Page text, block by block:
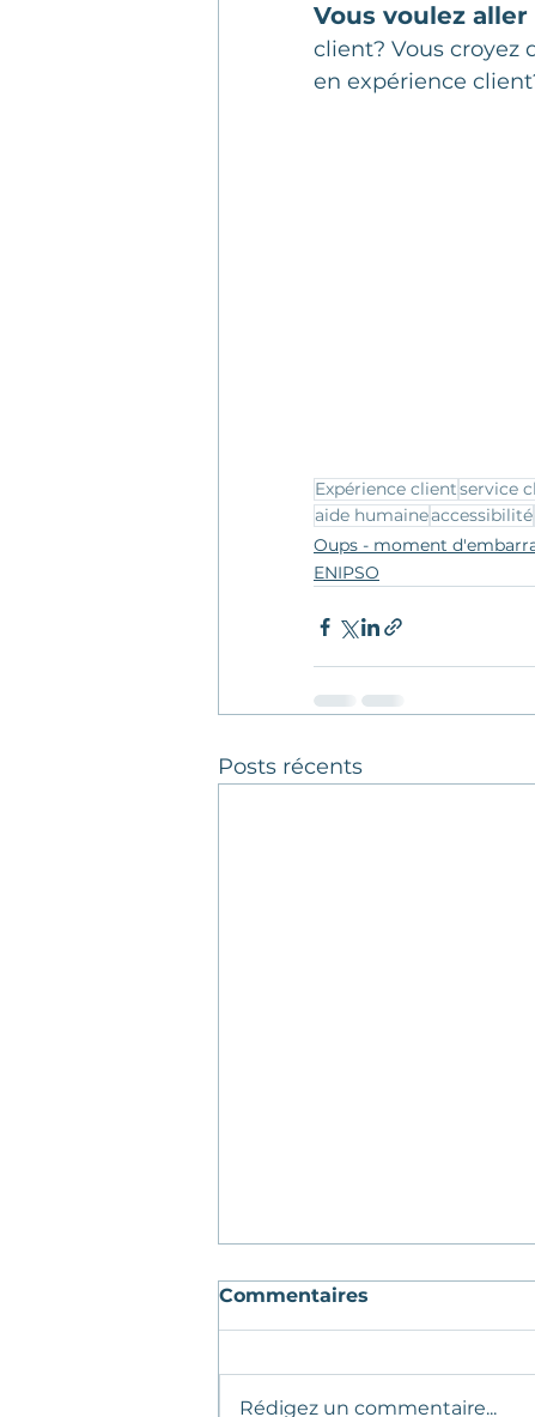
Vous voulez
client? Vous croyez
en expérience
Expérience clientservice
aide humaineaccessibilité
Oups - moment
ENIPSO
Posts récents
Commentaires
Rédigez un commentaire...